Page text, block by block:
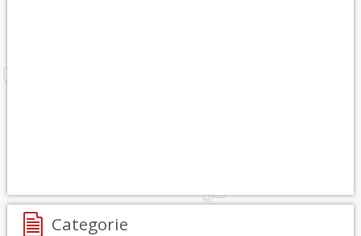
Categorie